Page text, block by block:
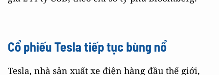
Cổ phiếu Tesla tiếp tục bùng nổ
Tesla, nhà sản xuất xe điện hàng đầu thế giới,